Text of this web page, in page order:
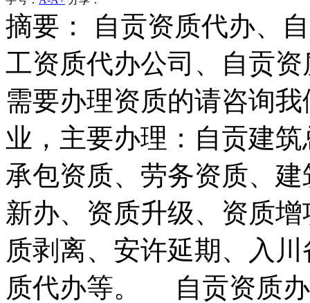
摘要：
自贡资质代办、
工资质代办公司、自贡
需要办理资质的请咨询
业，主要办理：自贡建
承包资质、劳务资质、
新办、资质升级、资质
质剥离、安许延期、入
质代办等。 自贡资质办